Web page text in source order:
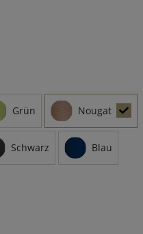
Grün Nougat
Schwarz Blau